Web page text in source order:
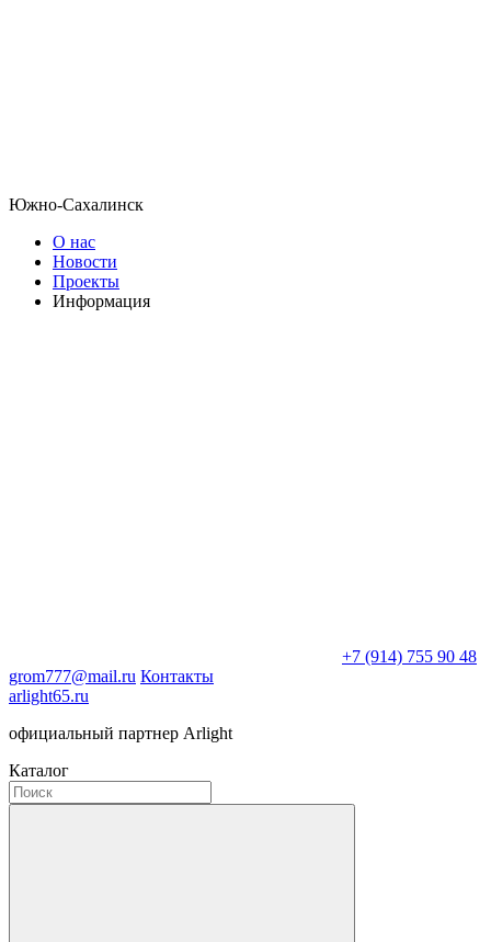
Южно-Сахалинск
О нас
Новости
Проекты
Информация
+7 (914) 755 90 48
grom777@mail.ru Контакты
arlight65.ru
официальный партнер Arlight
Каталог